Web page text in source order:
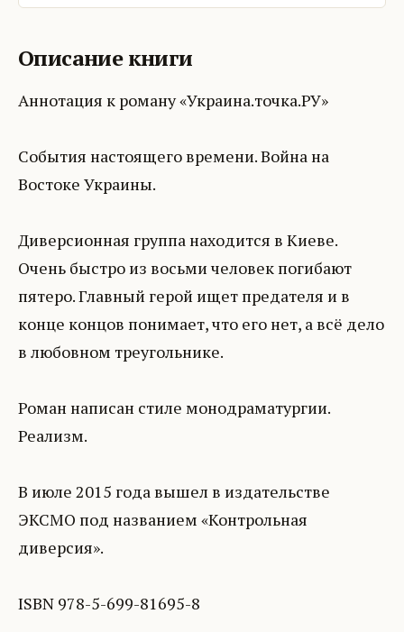
Описание книги
Аннотация к роману «Украина.точка.РУ»
События настоящего времени. Война на
Востоке Украины.
Диверсионная группа находится в Киеве.
Очень быстро из восьми человек погибают
пятеро. Главный герой ищет предателя и в
конце концов понимает, что его нет, а всё дело
в любовном треугольнике.
Роман написан стиле монодраматургии.
Реализм.
В июле 2015 года вышел в издательстве
ЭКСМО под названием «Контрольная
диверсия».
ISBN 978-5-699-81695-8